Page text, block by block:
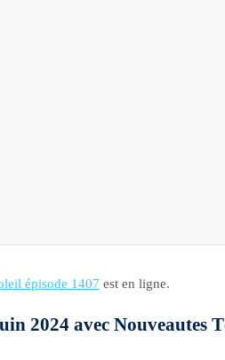
épisode 1407 est en ligne.
2024 avec Nouveautes